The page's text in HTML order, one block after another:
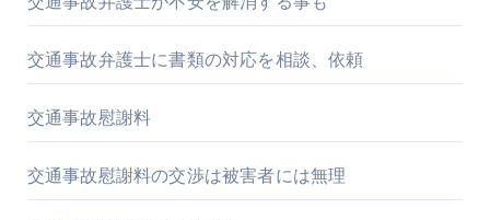
交通事故弁護士に書類の対応を相談、依頼
交通事故慰謝料
交通事故慰謝料の交渉は被害者には無理